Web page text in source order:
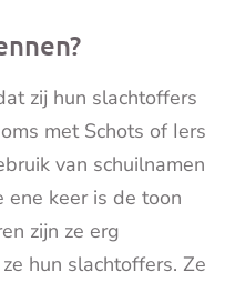
zij hun slachtoffers
met Schots of Iers
van schuilnamen
keer is de toon
zijn ze erg
hun slachtoffers. Ze